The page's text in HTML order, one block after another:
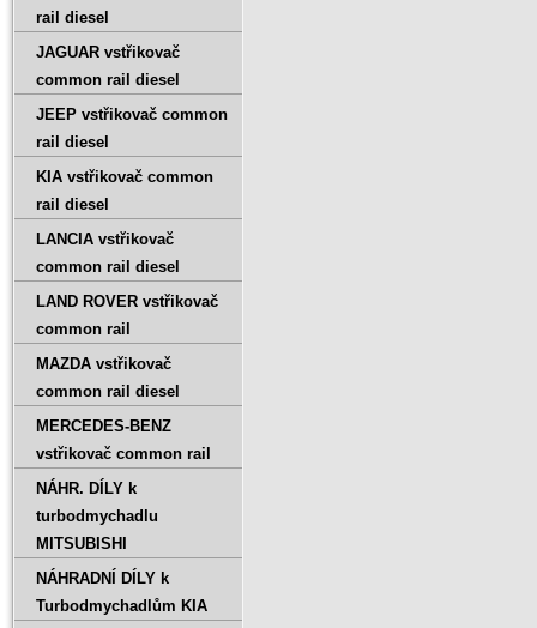
rail diesel
JAGUAR vstřikovač
common rail diesel
JEEP vstřikovač common
rail diesel
KIA vstřikovač common
rail diesel
LANCIA vstřikovač
common rail diesel
LAND ROVER vstřikovač
common rail
MAZDA vstřikovač
common rail diesel
MERCEDES-BENZ
vstřikovač common rail
NÁHR. DÍLY k
turbodmychadlu
MITSUBISHI
NÁHRADNÍ DÍLY k
Turbodmychadlům KIA